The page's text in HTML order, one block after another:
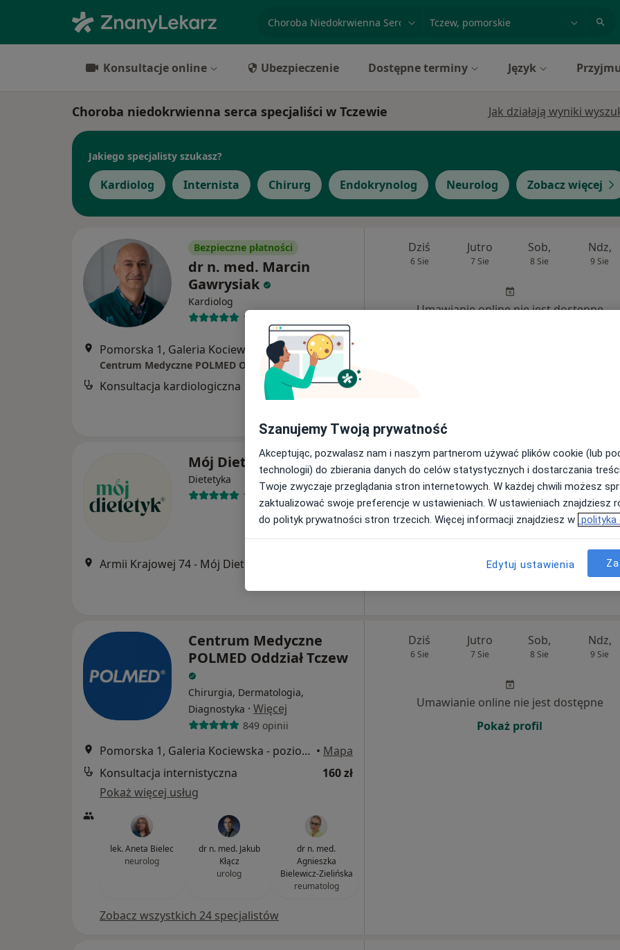
Konsultacje online Ubezpieczenie Dostępne terminy Język
Choroba niedokrwienna serca specjaliści w Tczewie Jak działają wyniki
Jakiego specjalisty szukasz?
Kardiolog Internista Chirurg Endokrynolog Neurolog Zobacz więcej
Bezpieczne płatności
dr n. med. Marcin
Gawrysiak
Kardiolog
10 opinii
Pomorska 1, Galeria Kociewska - poziom 2, Tczew • Mapa
Centrum Medyczne POLMED Oddział Tczew
Konsultacja kardiologiczna 300 zł
Dziś
6 Sie
Jutro
7 Sie
Sob,
8 Sie
Ndz,
9 Sie
Umawianie online nie jest dostępne
Mój Dietetyk
Dietetyka
1018 opinii
Dziś
6 Sie
Jutro
7 Sie
Sob,
8 Sie
Ndz,
9 Sie
Umawianie online nie jest dostępne
Centrum Medyczne
POLMED Oddział Tczew
Chirurgia, Dermatologia,
Diagnostyka · Więcej
849 opinii
Pomorska 1, Galeria Kociewska - poziom 2, Tczew • Mapa
Konsultacja internistyczna
160 zł
Pokaż więcej usług
lek. Aneta Bielec
neurolog
dr n. med. Jakub
Kłącz
urolog
dr n. med.
Agnieszka
Bielewicz-Zielińska
reumatolog
Zobacz wszystkich 24 specjalistów
Dziś
6 Sie
Jutro
7 Sie
Sob,
8 Sie
Ndz,
9 Sie
Umawianie online nie jest dostępne
Pokaż profil
Szanujemy Twoją prywatność
Akceptując, pozwalasz nam i naszym partnerom używać plików cookie (lub
technologii) do zbierania danych do celów statystycznych i dostarczania
Twoje zwyczaje przeglądania stron internetowych. W każdej chwili możesz
zaktualizować swoje preferencje w ustawieniach. W ustawieniach znajdziesz
do polityk prywatności stron trzecich. Więcej informacji znajdziesz w polityka
Edytuj ustawienia